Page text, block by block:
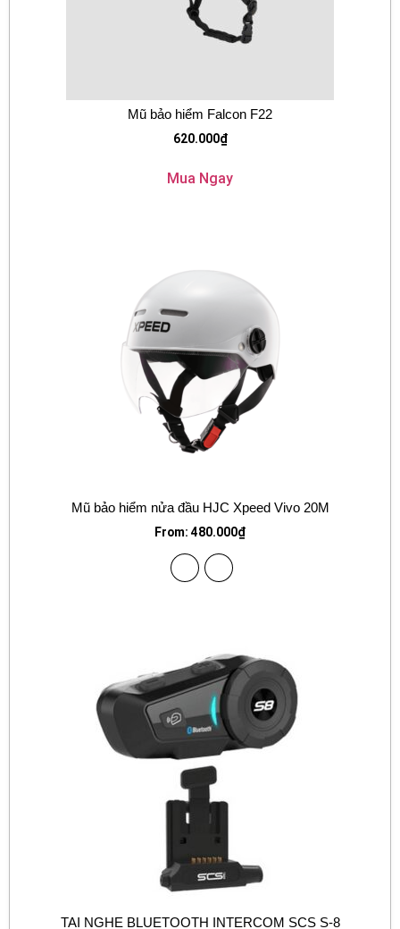
Mũ bảo hiểm Falcon F22
620.000₫
Mua Ngay
Mũ bảo hiểm nửa đầu HJC Xpeed Vivo 20M
From: 480.000₫
TAI NGHE BLUETOOTH INTERCOM SCS S-8